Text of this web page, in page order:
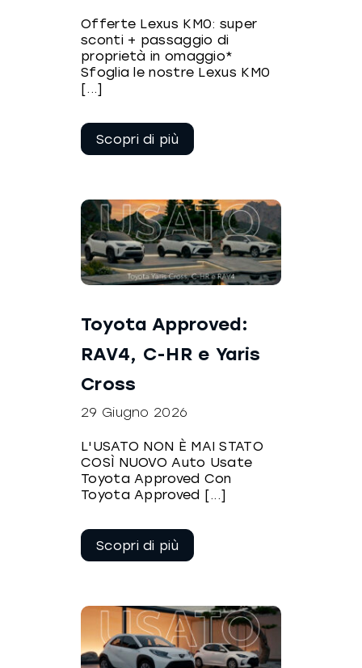
Offerte Lexus KM0: super
sconti + passaggio di
proprietà in omaggio*
Sfoglia le nostre Lexus KM0
[...]
leggere
Toyota Approved:
RAV4, C-HR e Yaris
Cross
29 Giugno 2026
L'USATO NON È MAI STATO
COSÌ NUOVO Auto Usate
Toyota Approved Con
Toyota Approved [...]
leggere